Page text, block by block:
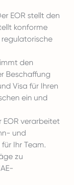
EOR stellt den
konforme
den
Beschaffung
Visa für Ihren
ein und
EOR verarbeitet
und
Ihr Team.
zu